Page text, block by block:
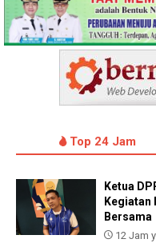
Top 24 Jam
Ketua
Kegiatan
Bersama
12 Jam